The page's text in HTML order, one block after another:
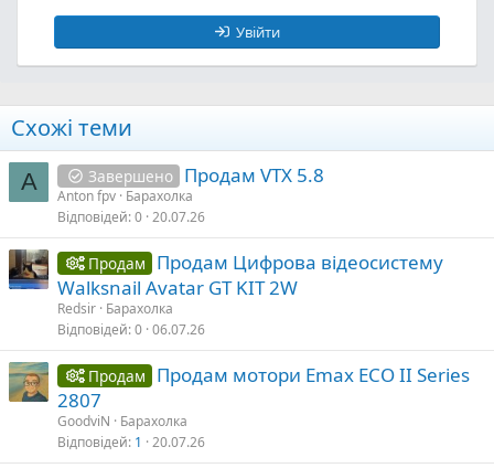
Увійти
Схожі теми
A Завершено Продам VTX 5.8
Anton fpv Барахолка
Відповідей 0 20.07.26
Продам
Продам Цифрова відеосистему
Walksnail Avatar GT KIT 2W
Redsir Барахолка
Відповідей 0 06.07.26
Продам
Продам мотори Emax ECO II Series
2807
GoodviN
Барахолка
Відповідей 1 20.07.26